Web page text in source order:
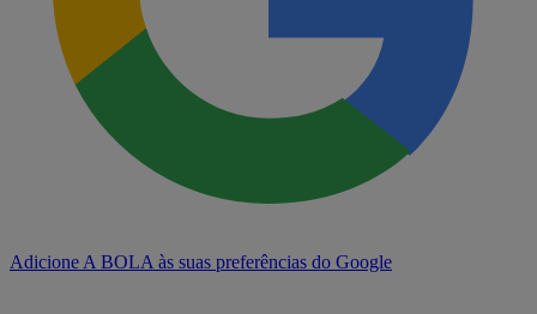
Adicione A BOLA às suas preferências do Google